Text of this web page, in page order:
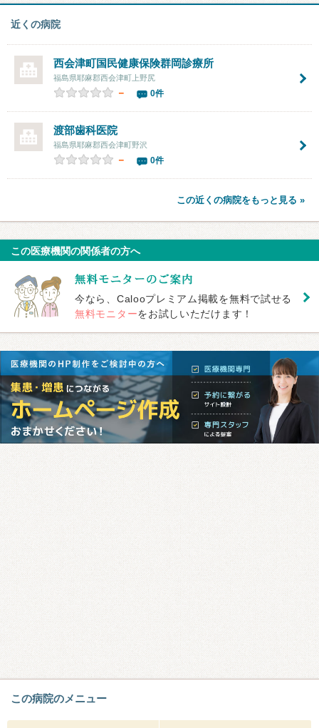
近くの病院
西会津町国民健康保険群岡診療所
福島県耶麻郡西会津町上野尻
－ 0件
渡部歯科医院
福島県耶麻郡西会津町野沢
－ 0件
この近くの病院をもっと見る »
この医療機関の関係者の方へ
今なら、Calooプレミアム掲載を無料で試せる
無料モニターをお試しいただけます！
この病院のメニュー